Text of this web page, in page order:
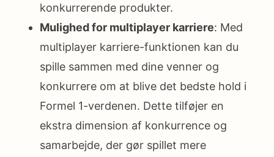
konkurrerende produkter.
Mulighed for multiplayer karriere: Med
multiplayer karriere-funktionen kan du
spille sammen med dine venner og
konkurrere om at blive det bedste hold i
Formel 1-verdenen. Dette tilføjer en
ekstra dimension af konkurrence og
samarbejde, der gør spillet mere